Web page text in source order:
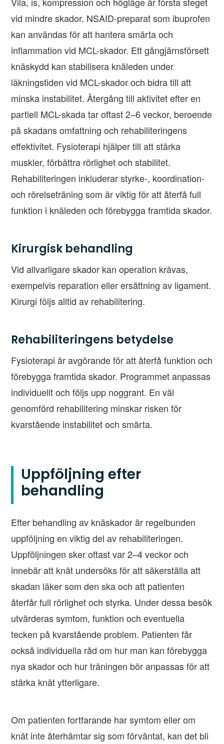
vid mindre skador. NSAID-preparat som ibuprofen
kan användas för att hantera smärta och
inflammation vid MCL-skador. Ett gångjärnsförsett
knäskydd kan stabilisera knäleden under
läkningstiden vid MCL-skador och bidra till att
minska instabilitet. Återgång till aktivitet efter en
partiell MCL-skada tar oftast 2–6 veckor, beroende
på skadans omfattning och rehabiliteringens
effektivitet. Fysioterapi hjälper till att stärka
muskler, förbättra rörlighet och stabilitet.
Rehabiliteringen inkluderar styrke-, koordination-
och rörelseträning som är viktig för att återfå full
funktion i knäleden och förebygga framtida skador.
Kirurgisk behandling
Vid allvarligare skador kan operation krävas,
exempelvis reparation eller ersättning av ligament.
Kirurgi följs alltid av rehabilitering.
Rehabiliteringens betydelse
Fysioterapi är avgörande för att återfå funktion och
förebygga framtida skador. Programmet anpassas
individuellt och följs upp noggrant. En väl
genomförd rehabilitering minskar risken för
kvarstående instabilitet och smärta.
Uppföljning efter
behandling
Efter behandling av knäskador är regelbunden
uppföljning en viktig del av rehabiliteringen.
Uppföljningen sker oftast var 2–4 veckor och
innebär att knät undersöks för att säkerställa att
skadan läker som den ska och att patienten
återfår full rörlighet och styrka. Under dessa besök
utvärderas symtom, funktion och eventuella
tecken på kvarstående problem. Patienten får
också individuella råd om hur man kan förebygga
nya skador och hur träningen bör anpassas för att
stärka knät ytterligare.
Om patienten fortfarande har symtom eller om
knät inte återhämtar sig som förväntat, kan det bli